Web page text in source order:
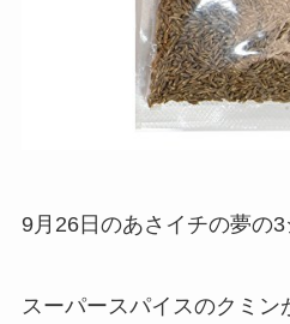
9月26日のあさイチの夢の
スーパースパイスのクミン